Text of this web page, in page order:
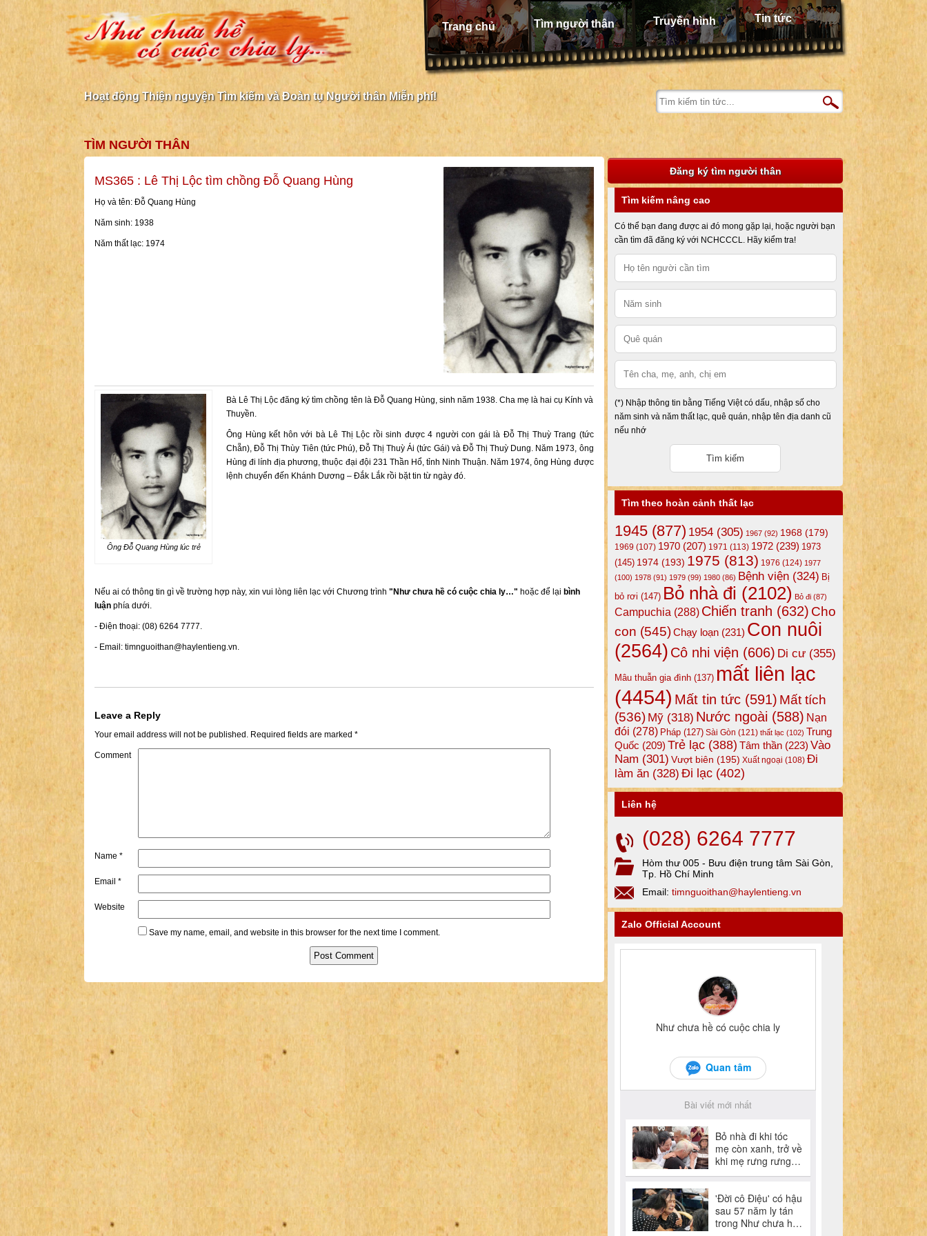
Trang chủ Tìm người thân Truyền hình Tin tức
Hoạt động Thiện nguyện Tìm kiếm và Đoàn tụ Người thân Miễn phí!
TÌM NGƯỜI THÂN
MS365 : Lê Thị Lộc tìm chồng Đỗ Quang Hùng
Họ và tên: Đỗ Quang Hùng
Năm sinh: 1938
Năm thất lạc: 1974
Ông Đỗ Quang Hùng lúc trẻ
Bà Lê Thị Lộc đăng ký tìm chồng tên là Đỗ Quang Hùng, sinh năm 1938. Cha mẹ là hai cụ Kính và
Thuyền.
Ông Hùng kết hôn với bà Lê Thị Lộc rồi sinh được 4 người con gái là Đỗ Thị Thuỳ Trang (tức
Chẵn), Đỗ Thị Thùy Tiên (tức Phú), Đỗ Thị Thuỳ Ái (tức Gái) và Đỗ Thị Thuỳ Dung. Năm 1973, ông
Hùng đi lính địa phương, thuộc đại đội 231 Thần Hổ, tỉnh Ninh Thuận. Năm 1974, ông Hùng được
lệnh chuyển đến Khánh Dương – Đắk Lắk rồi bặt tin từ ngày đó.
Nếu ai có thông tin gì về trường hợp này, xin vui lòng liên lạc với Chương trình "Như chưa hề có cuộc chia ly…" hoặc để lại bình
luận phía dưới.
- Điện thoại: (08) 6264 7777.
- Email: timnguoithan@haylentieng.vn.
Leave a Reply
Your email address will not be published. Required fields are marked *
Comment
Name *
Email *
Website
Save my name, email, and website in this browser for the next time I comment.
Đăng ký tìm người thân
Tìm kiếm nâng cao
Có thể bạn đang được ai đó mong gặp lại, hoặc người bạn
cần tìm đã đăng ký với NCHCCCL. Hãy kiểm tra!
(*) Nhập thông tin bằng Tiếng Việt có dấu, nhập số cho
năm sinh và năm thất lạc, quê quán, nhập tên địa danh cũ
nếu nhớ
Tìm theo hoàn cảnh thất lạc
1945 (877) 1954 (305) 1967 (92) 1968 (179)
1969 (107) 1970 (207) 1971 (113) 1972 (239) 1973
(145) 1974 (193) 1975 (813) 1976 (124) 1977
(100) 1978 (91) 1979 (99) 1980 (86) Bệnh viện (324) Bị
bỏ rơi (147) Bỏ nhà đi (2102) Bỏ đi (87)
Campuchia (288) Chiến tranh (632) Cho
con (545)Chạy loạn (231) Con nuôi
(2564) Cô nhi viện (606) Di cư (355)
Mâu thuẫn gia đình (137) mất liên lạc
(4454) Mất tin tức (591) Mất tích
(536) Mỹ (318) Nước ngoài (588) Nạn
đói (278) Pháp (127) Sài Gòn (121) thất lạc (102) Trung
Quốc (209) Trẻ lạc (388) Tâm thần (223) Vào
Nam (301) Vượt biên (195) Xuất ngoại (108) Đi
làm ăn (328) Đi lạc (402)
Liên hệ
(028) 6264 7777
Hòm thư 005 - Bưu điện trung tâm Sài Gòn,
Tp. Hồ Chí Minh
Email: timnguoithan@haylentieng.vn
Zalo Official Account